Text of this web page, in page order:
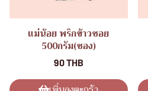
แม่น้อย พริกข้าวซอย
500กรัม(ซอง)
90 THB